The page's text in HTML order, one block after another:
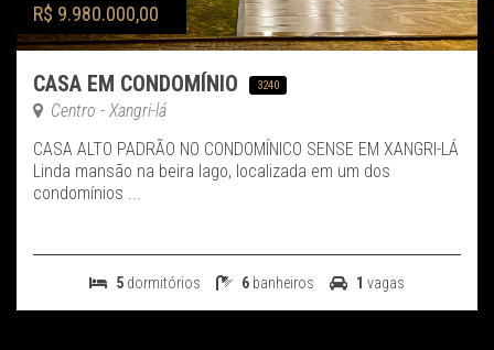
R$ 9.980.000,00
CASA EM CONDOMÍNIO 3240
Centro - Xangri-lá
CASA ALTO PADRÃO NO CONDOMÍNICO SENSE EM XANGRI-LÁ
Linda mansão na beira lago, localizada em um dos
condomínios ...
5 dormitórios 6 banheiros 1 vagas